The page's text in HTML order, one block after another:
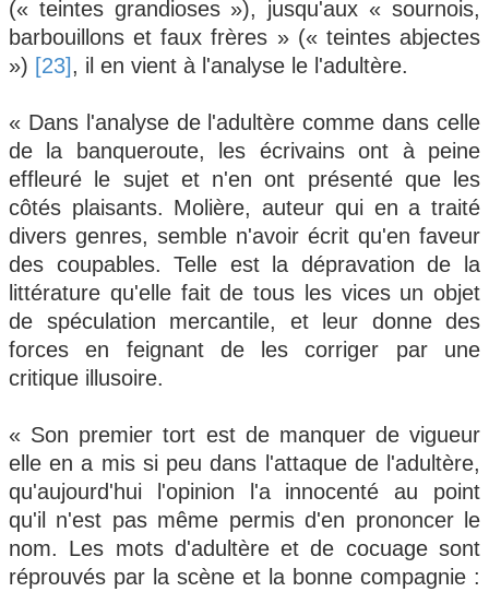
(« teintes grandioses »), jusqu'aux « sournois,
barbouillons et faux frères » (« teintes abjectes
») [23], il en vient à l'analyse le l'adultère.
« Dans l'analyse de l'adultère comme dans celle
de la banqueroute, les écrivains ont à peine
effleuré le sujet et n'en ont présenté que les
côtés plaisants. Molière, auteur qui en a traité
divers genres, semble n'avoir écrit qu'en faveur
des coupables. Telle est la dépravation de la
littérature qu'elle fait de tous les vices un objet
de spéculation mercantile, et leur donne des
forces en feignant de les corriger par une
critique illusoire.
« Son premier tort est de manquer de vigueur
elle en a mis si peu dans l'attaque de l'adultère,
qu'aujourd'hui l'opinion l'a innocenté au point
qu'il n'est pas même permis d'en prononcer le
nom. Les mots d'adultère et de cocuage sont
réprouvés par la scène et la bonne compagnie :